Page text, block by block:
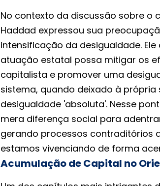
No contexto da discussão sobre o
Haddad expressou sua
intensificação da desigualdade.
atuação estatal possa mitigar os
capitalista e promover uma
sistema, quando deixado à
desigualdade 'absoluta'. Nesse
mera diferença social para
gerando processos contraditórios
estamos vivenciando de forma
Acumulação de Capital no